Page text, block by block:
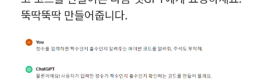
뚝딱뚝딱 만들어줍니다.